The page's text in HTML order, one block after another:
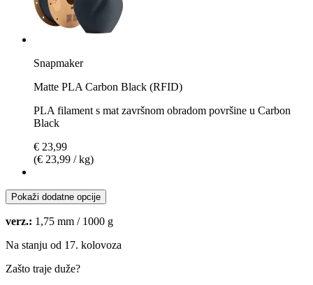
Snapmaker
Matte PLA Carbon Black (RFID)
PLA filament s mat završnom obradom površine u Carbon
Black
€ 23,99
(€ 23,99 / kg)
Pokaži dodatne opcije
verz.: 1,75 mm / 1000 g
Na stanju od 17. kolovoza
Zašto traje duže?